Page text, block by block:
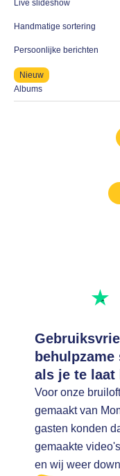
Live slideshow
Handmatige sortering
Persoonlijke berichten
Nieuw
Albums
als je te laat
Voor onze
gemaakt van
gasten konden
gemaakte
en wij weer